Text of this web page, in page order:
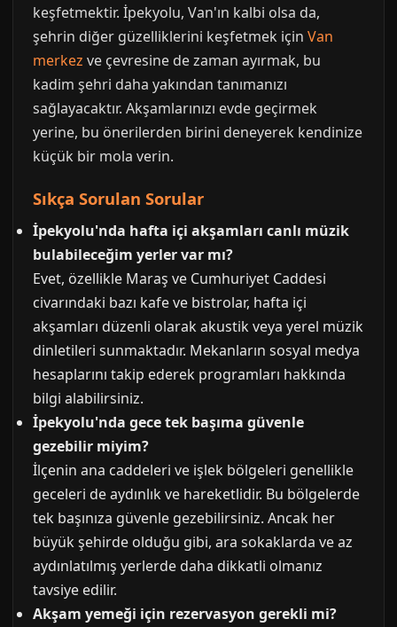
keşfetmektir. İpekyolu, Van'ın kalbi olsa da,
şehrin diğer güzelliklerini keşfetmek için Van
merkez ve çevresine de zaman ayırmak, bu
kadim şehri daha yakından tanımanızı
sağlayacaktır. Akşamlarınızı evde geçirmek
yerine, bu önerilerden birini deneyerek kendinize
küçük bir mola verin.
Sıkça Sorulan Sorular
İpekyolu'nda hafta içi akşamları canlı müzik
bulabileceğim yerler var mı?
Evet, özellikle Maraş ve Cumhuriyet Caddesi
civarındaki bazı kafe ve bistrolar, hafta içi
akşamları düzenli olarak akustik veya yerel müzik
dinletileri sunmaktadır. Mekanların sosyal medya
hesaplarını takip ederek programları hakkında
bilgi alabilirsiniz.
İpekyolu'nda gece tek başıma güvenle
gezebilir miyim?
İlçenin ana caddeleri ve işlek bölgeleri genellikle
geceleri de aydınlık ve hareketlidir. Bu bölgelerde
tek başınıza güvenle gezebilirsiniz. Ancak her
büyük şehirde olduğu gibi, ara sokaklarda ve az
aydınlatılmış yerlerde daha dikkatli olmanız
tavsiye edilir.
Akşam yemeği için rezervasyon gerekli mi?